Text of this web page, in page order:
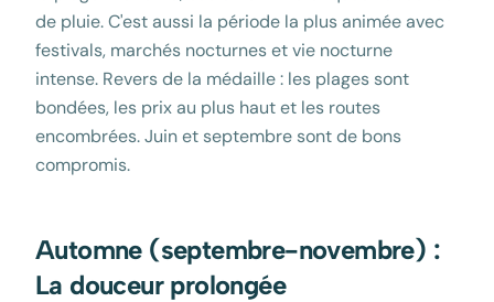
de pluie. C'est aussi la période la plus animée avec
festivals, marchés nocturnes et vie nocturne
intense. Revers de la médaille : les plages sont
bondées, les prix au plus haut et les routes
encombrées. Juin et septembre sont de bons
compromis.
Automne (septembre-novembre) :
La douceur prolongée